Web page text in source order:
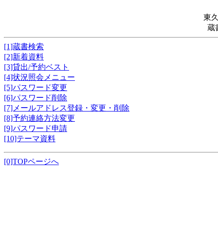
東
蔵
[1]蔵書検索
[2]新着資料
[3]貸出/予約ベスト
[4]状況照会メニュー
[5]パスワード変更
[6]パスワード削除
[7]メールアドレス登録・変更・削除
[8]予約連絡方法変更
[9]パスワード申請
[10]テーマ資料
[0]TOPページへ